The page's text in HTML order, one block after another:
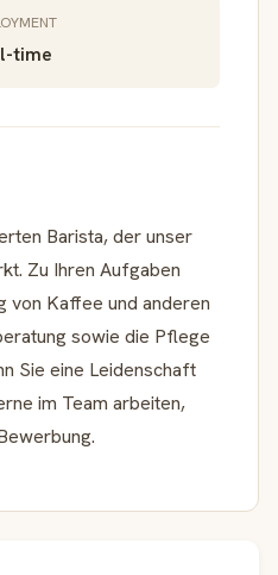
time
Barista, der unser
Zu Ihren Aufgaben
von Kaffee und anderen
sowie die Pflege
Sie eine Leidenschaft
im Team arbeiten,